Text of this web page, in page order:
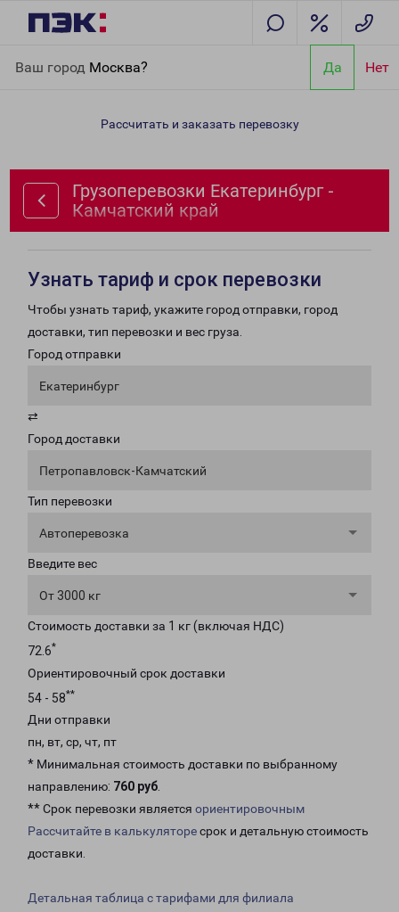
Ваш город Москва? Да Нет
Камчатский край
Рассчитать и заказать перевозку
Грузоперевозки Екатеринбург -
Камчатский край
Узнать тариф и срок перевозки
Чтобы узнать тариф, укажите город отправки, город
доставки, тип перевозки и вес груза.
Город отправки
Екатеринбург
⇄
Город доставки
Петропавловск-Камчатский
Тип перевозки
Автоперевозка
Введите вес
От 3000 кг
Стоимость доставки за 1 кг (включая НДС)
72.6*
Ориентировочный срок доставки
54 - 58**
Дни отправки
пн, вт, ср, чт, пт
* Минимальная стоимость доставки по выбранному
направлению: 760 руб.
** Срок перевозки является ориентировочным
Рассчитайте в калькуляторесрок и детальную стоимость
доставки.
Детальная таблица с тарифами для филиала